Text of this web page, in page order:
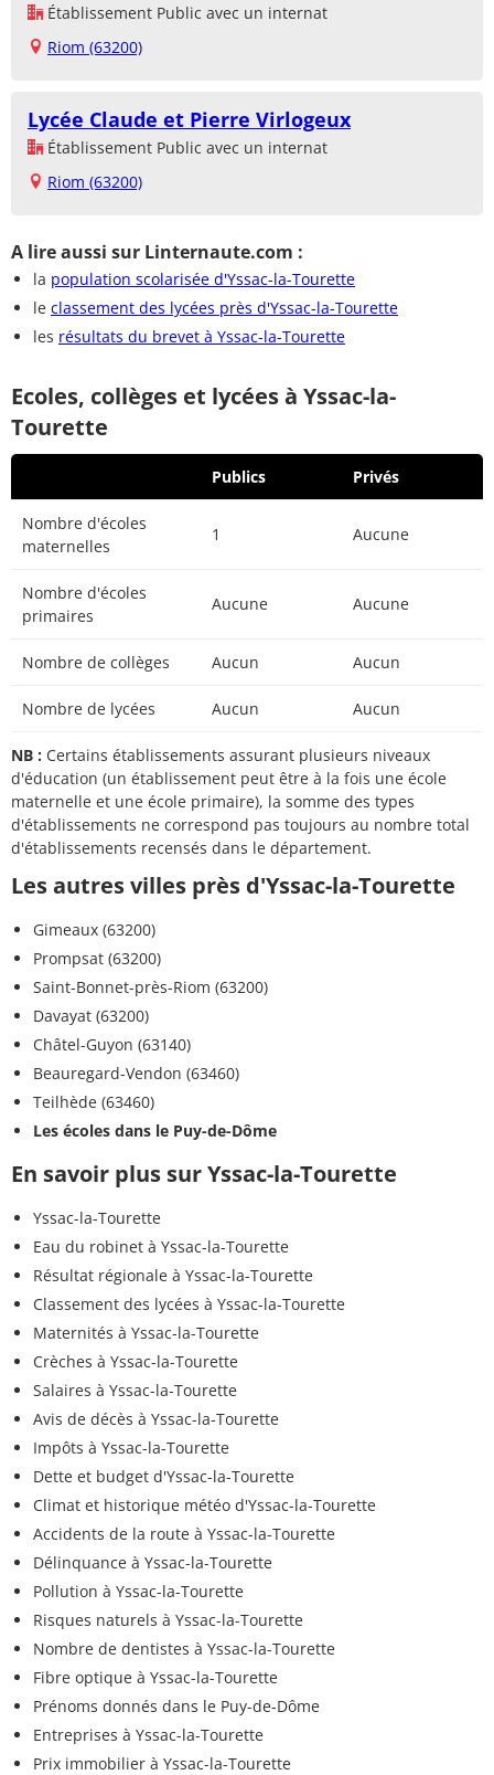
Établissement Public avec un internat
Riom (63200)
Lycée Claude et Pierre Virlogeux
Établissement Public avec un internat
Riom (63200)
A lire aussi sur Linternaute.com :
la population scolarisée d'Yssac-la-Tourette
le classement des lycées près d'Yssac-la-Tourette
les résultats du brevet à Yssac-la-Tourette
Ecoles, collèges et lycées à Yssac-la-
Tourette
Publics Privés
Nombre d'écoles
maternelles
1 Aucune
Nombre d'écoles
primaires
Aucune Aucune
Nombre de collèges Aucun Aucun
Nombre de lycées Aucun Aucun
NB : Certains établissements assurant plusieurs niveaux
d'éducation (un établissement peut être à la fois une école
maternelle et une école primaire), la somme des types
d'établissements ne correspond pas toujours au nombre total
d'établissements recensés dans le département.
Les autres villes près d'Yssac-la-Tourette
Gimeaux (63200)
Prompsat (63200)
Saint-Bonnet-près-Riom (63200)
Davayat (63200)
Châtel-Guyon (63140)
Beauregard-Vendon (63460)
Teilhède (63460)
Les écoles dans le Puy-de-Dôme
En savoir plus sur Yssac-la-Tourette
Yssac-la-Tourette
Eau du robinet à Yssac-la-Tourette
Résultat régionale à Yssac-la-Tourette
Classement des lycées à Yssac-la-Tourette
Maternités à Yssac-la-Tourette
Crèches à Yssac-la-Tourette
Salaires à Yssac-la-Tourette
Avis de décès à Yssac-la-Tourette
Impôts à Yssac-la-Tourette
Dette et budget d'Yssac-la-Tourette
Climat et historique météo d'Yssac-la-Tourette
Accidents de la route à Yssac-la-Tourette
Délinquance à Yssac-la-Tourette
Pollution à Yssac-la-Tourette
Risques naturels à Yssac-la-Tourette
Nombre de dentistes à Yssac-la-Tourette
Fibre optique à Yssac-la-Tourette
Prénoms donnés dans le Puy-de-Dôme
Entreprises à Yssac-la-Tourette
Prix immobilier à Yssac-la-Tourette